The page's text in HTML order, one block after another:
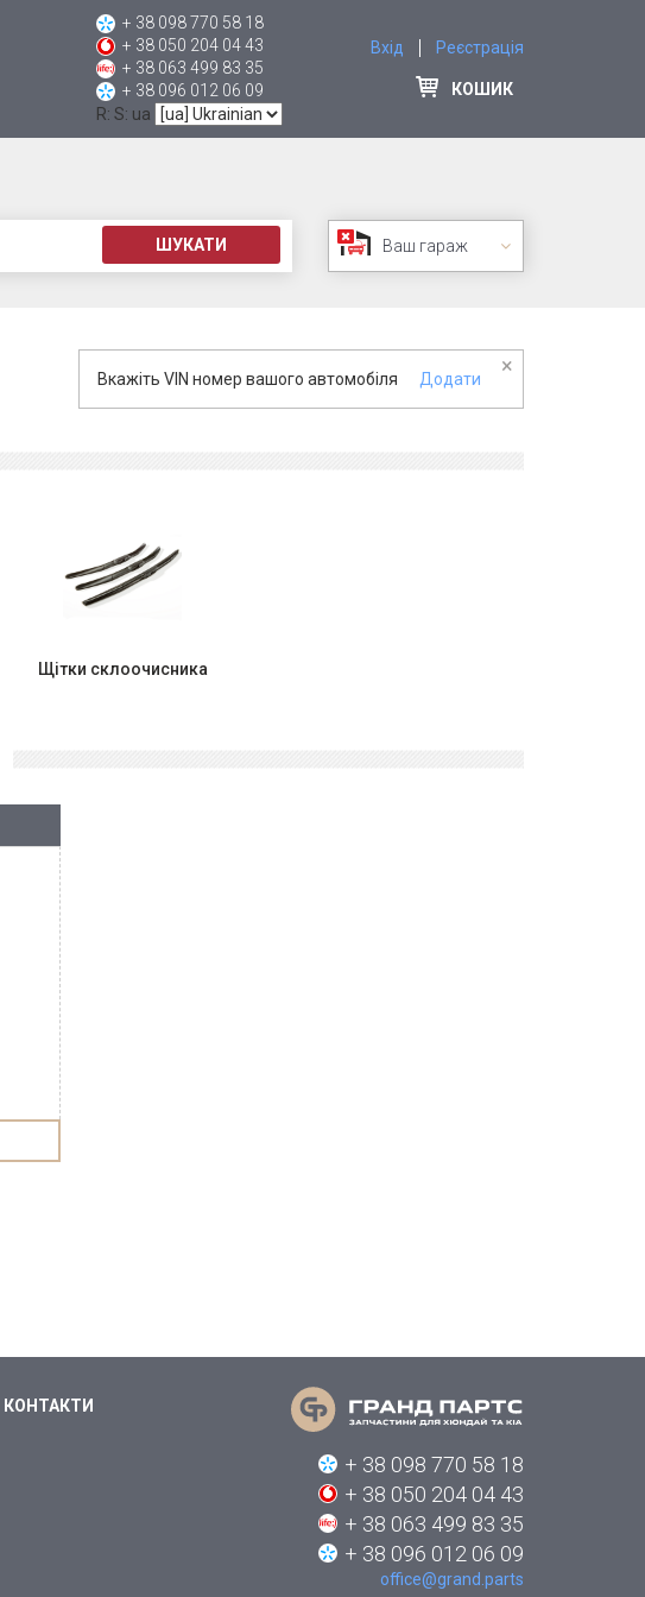
+ 38 098 770 58 18
+ 38 050 204 04 43
+ 38 063 499 83 35
+ 38 096 012 06 09
R: S: ua
Вхід Реєстрація
КОШИК
ШУКАТИ Ваш гараж
Вкажіть VIN номер вашого автомобіля Додати
×
Щітки склоочисника
КОНТАКТИ
+ 38 098 770 58 18
+ 38 050 204 04 43
+ 38 063 499 83 35
+ 38 096 012 06 09
office@grand.parts